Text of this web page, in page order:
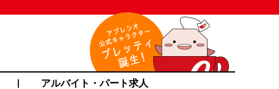
アルバイト・パート求人